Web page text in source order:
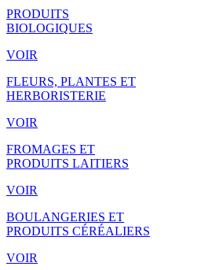
PRODUITS
BIOLOGIQUES
VOIR
FLEURS, PLANTES ET
HERBORISTERIE
VOIR
FROMAGES ET
PRODUITS LAITIERS
VOIR
BOULANGERIES ET
PRODUITS CÉRÉALIERS
VOIR